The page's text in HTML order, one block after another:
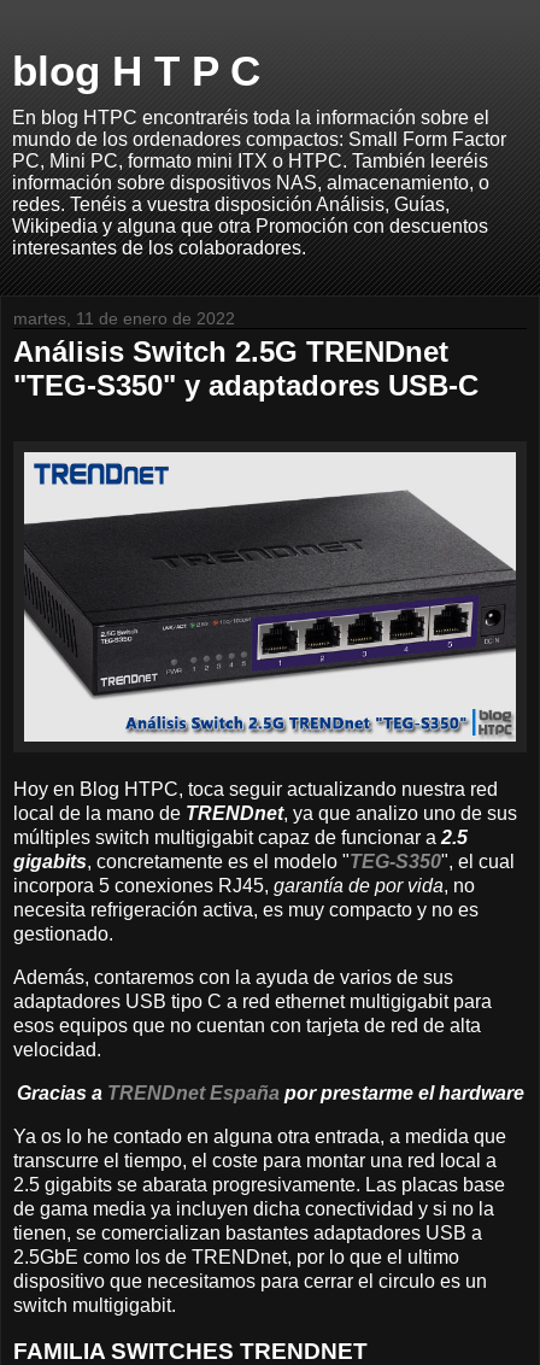
blog H T P C
En blog HTPC encontraréis toda la información sobre el
mundo de los ordenadores compactos: Small Form Factor
PC, Mini PC, formato mini ITX o HTPC. También leeréis
información sobre dispositivos NAS, almacenamiento, o
redes. Tenéis a vuestra disposición Análisis, Guías,
Wikipedia y alguna que otra Promoción con descuentos
interesantes de los colaboradores.
martes, 11 de enero de 2022
Análisis Switch 2.5G TRENDnet
"TEG-S350" y adaptadores USB-C
Hoy en Blog HTPC, toca seguir actualizando nuestra red
local de la mano de TRENDnet, ya que analizo uno de sus
múltiples switch multigigabit capaz de funcionar a 2.5
gigabits, concretamente es el modelo "TEG-S350", el cual
incorpora 5 conexiones RJ45, garantía de por vida, no
necesita refrigeración activa, es muy compacto y no es
gestionado.
Además, contaremos con la ayuda de varios de sus
adaptadores USB tipo C a red ethernet multigigabit para
esos equipos que no cuentan con tarjeta de red de alta
velocidad.
Gracias a TRENDnet España por prestarme el hardware
Ya os lo he contado en alguna otra entrada, a medida que
transcurre el tiempo, el coste para montar una red local a
2.5 gigabits se abarata progresivamente. Las placas base
de gama media ya incluyen dicha conectividad y si no la
tienen, se comercializan bastantes adaptadores USB a
2.5GbE como los de TRENDnet, por lo que el ultimo
dispositivo que necesitamos para cerrar el circulo es un
switch multigigabit.
FAMILIA SWITCHES TRENDNET